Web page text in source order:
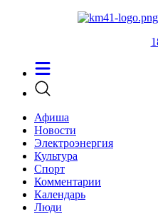
Афиша
Новости
Электроэнергия
Культура
Спорт
Комментарии
Календарь
Люди